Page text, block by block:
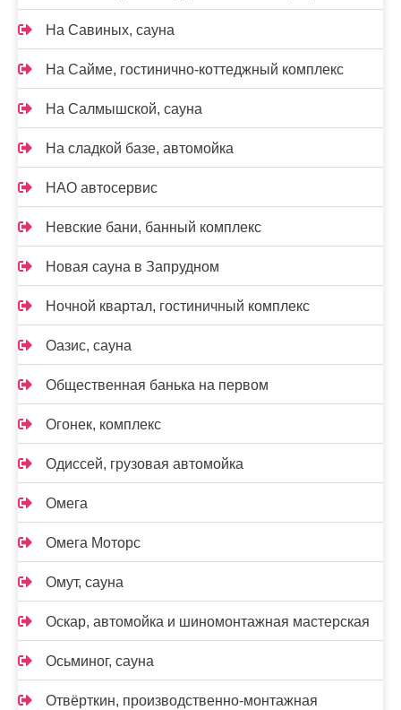
На Савиных, сауна
На Сайме, гостинично-коттеджный комплекс
На Салмышской, сауна
На сладкой базе, автомойка
НАО автосервис
Невские бани, банный комплекс
Новая сауна в Запрудном
Ночной квартал, гостиничный комплекс
Оазис, сауна
Общественная банька на первом
Огонек, комплекс
Одиссей, грузовая автомойка
Омега
Омега Моторс
Омут, сауна
Оскар, автомойка и шиномонтажная мастерская
Осьминог, сауна
Отвёрткин, производственно-монтажная